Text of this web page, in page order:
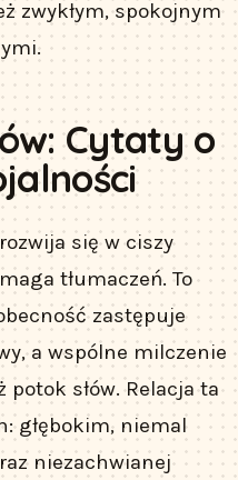
zwykłym, spokojnym
Cytaty o
się w ciszy
tłumaczeń. To
zastępuje
a wspólne milczenie
słów. Relacja ta
głębokim, niemal
niezachwianej